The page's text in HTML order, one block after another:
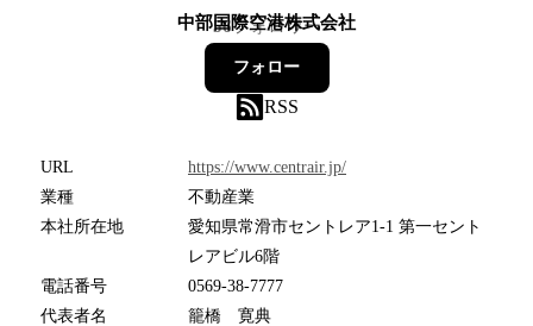
中部国際空港株式会社
56フォロワー
フォロー
RSS
URL
https://www.centrair.jp/
業種
不動産業
本社所在地
愛知県常滑市セントレア1-1 第一セント
レアビル6階
電話番号
0569-38-7777
代表者名
籠橋 寛典